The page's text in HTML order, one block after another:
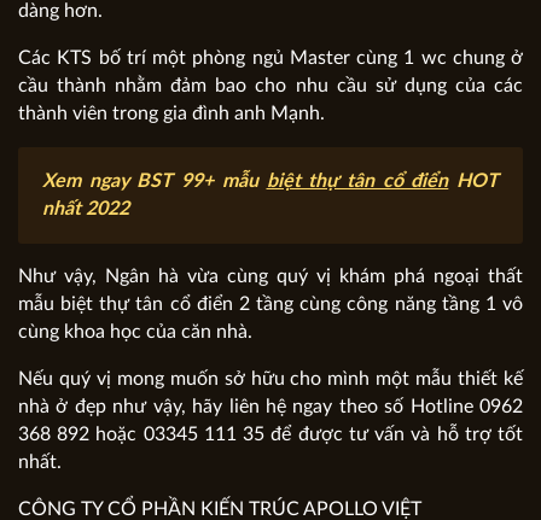
dàng hơn.
Các KTS bố trí một phòng ngủ Master cùng 1 wc chung ở
cầu thành nhằm đảm bao cho nhu cầu sử dụng của các
thành viên trong gia đình anh Mạnh.
Xem ngay BST 99+ mẫu biệt thự tân cổ điểnHOT
nhất 2022
Như vậy, Ngân hà vừa cùng quý vị khám phá ngoại thất
mẫu biệt thự tân cổ điển 2 tầng cùng công năng tầng 1 vô
cùng khoa học của căn nhà.
Nếu quý vị mong muốn sở hữu cho mình một mẫu thiết kế
nhà ở đẹp như vậy, hãy liên hệ ngay theo số Hotline 0962
368 892 hoặc 03345 111 35 để được tư vấn và hỗ trợ tốt
nhất.
CÔNG TY CỔ PHẦN KIẾN TRÚC APOLLO VIỆT